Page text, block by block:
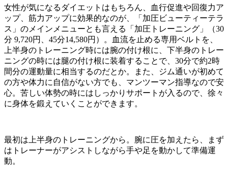
女性が気になるダイエットはもちろん、血行促進や回復力ア
ップ、筋力アップに効果的なのが、「加圧ビューティーテラ
ス」のメインメニューとも言える「加圧トレーニング」（30
分 9,720円、 45分14,580円）。血流を止める専用ベルトを、
上半身のトレーニング時には腕の付け根に、下半身のトレー
ニングの時には腿の付け根に装着することで、 30分で約2時
間分の運動量に相当するのだとか。また、ジム通いが初めて
の方や体力に自信がない方でも、マンツーマン指導なので安
心。苦しい体勢の時にはしっかりサポートが入るので、徐々
に身体を鍛えていくことができます。
最初は上半身のトレーニングから。腕に圧を加えたら、まず
はトレーナーがアシストしながら手や足を動かして準備運
動。